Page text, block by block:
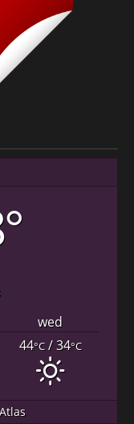
wed
44°C/ 34°C